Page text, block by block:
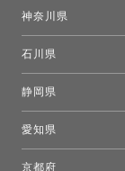
モーイ東京
キーブー東京
FLOS｜フロスデ
神奈川県
石川県
静岡県
愛知県
京都府